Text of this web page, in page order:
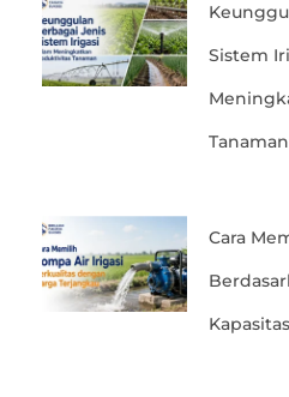
Sistem
Tanaman
Cara